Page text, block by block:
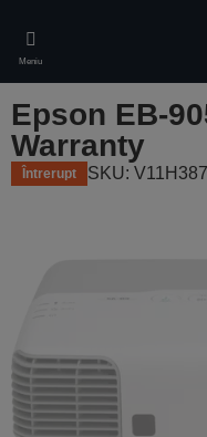
main
content
Meniu
Epson EB-
Warranty
Întrerupt SKU: